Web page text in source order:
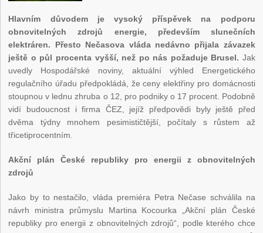
Hlavním důvodem je vysoký příspěvek na podporu
obnovitelných zdrojů energie, především slunečních
elektráren. Přesto Nečasova vláda nedávno přijala závazek
ještě o půl procenta vyšší, než po nás požaduje Brusel. Jak
uvedly Hospodářské noviny, aktuální výhled Energetického
regulačního úřadu předpokládá, že ceny elektřiny pro domácnosti
stoupnou v lednu zhruba o 12, pro podniky o 17 procent. Podobně
vidí budoucnost i firma ČEZ, jejíž předpovědi byly ještě před
dvěma týdny mnohem pesimističtější, počítaly s růstem až
třicetiprocentním.
Akční plán České republiky pro energii z obnovitelných
zdrojů
Jako by to nestačilo, vláda premiéra Petra Nečase schválila na
návrh ministra průmyslu Martina Kocourka „Akční plán České
republiky pro energii z obnovitelných zdrojů“, podle kterého chce